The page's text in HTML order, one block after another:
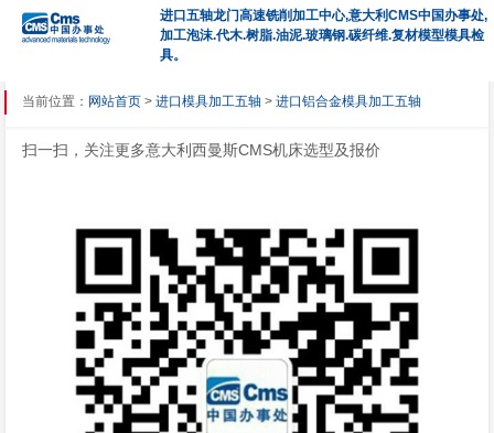
进口五轴龙门高速铣削加工中心,意大利CMS中国办事处,
加工泡沫.代木.树脂.油泥.玻璃钢.碳纤维.复材模型模具检
具。
当前位置： 网站首页 > 进口模具加工五轴 > 进口铝合金模具加工五轴
扫一扫，关注更多意大利西曼斯CMS机床选型及报价